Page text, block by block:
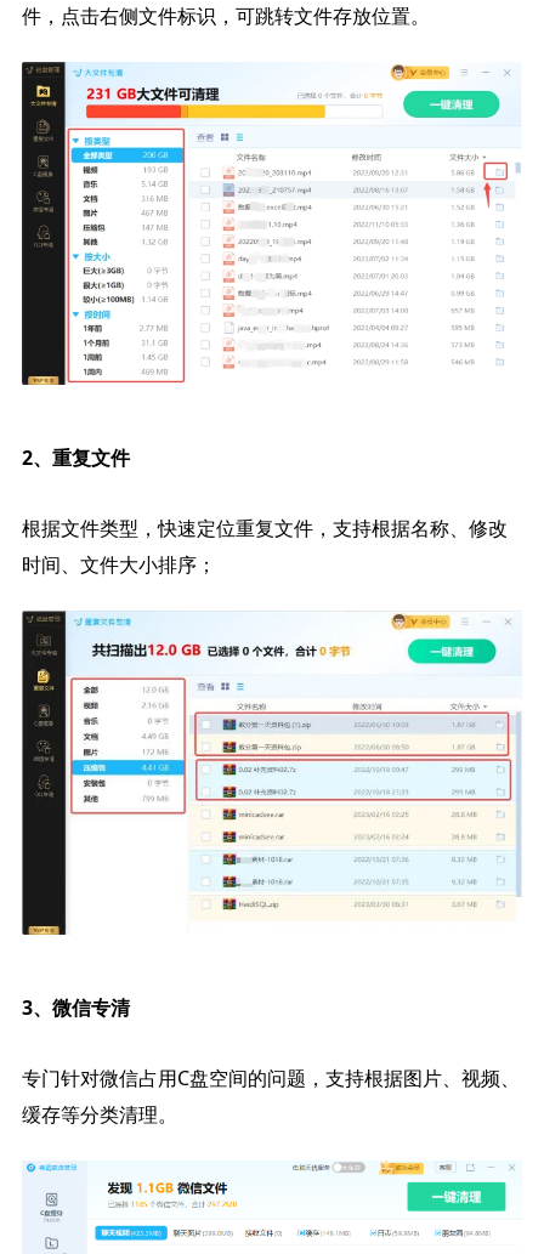
件，点击右侧文件标识，可跳转文件存放位置。
2、重复文件
根据文件类型，快速定位重复文件，支持根据名称、修改
时间、文件大小排序；
3、微信专清
专门针对微信占用C盘空间的问题，支持根据图片、视频、
缓存等分类清理。